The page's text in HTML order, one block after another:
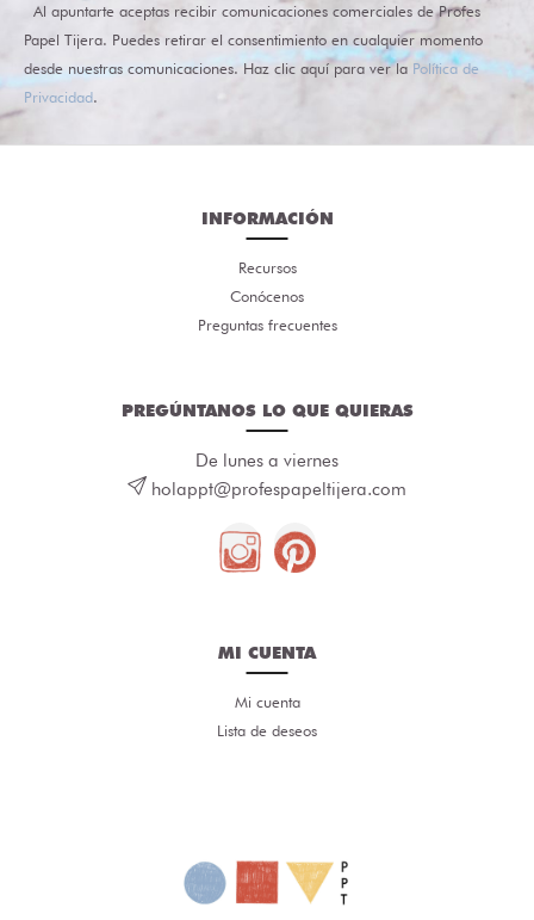
Al apuntarte aceptas recibir comunicaciones comerciales de Profes
Papel Tijera. Puedes retirar el consentimiento en cualquier momento
desde nuestras comunicaciones. Haz clic aquí para ver la Política de
Privacidad.
INFORMACIÓN
Recursos
Conócenos
Preguntas frecuentes
PREGÚNTANOS LO QUE QUIERAS
De lunes a viernes
holappt@profespapeltijera.com
MI CUENTA
Mi cuenta
Lista de deseos